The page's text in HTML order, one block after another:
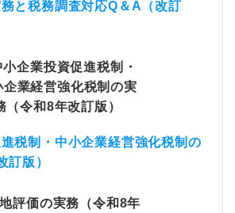
と税務調査対応Q＆A（改訂
税制・中小企業経営強化税制の
訂版）